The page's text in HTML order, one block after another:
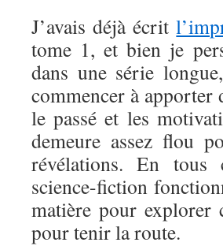
J’avais déjà écrit
tome 1, et bien je
dans une série
commencer à apporter
le passé et les
demeure assez flou
révélations. En tous
science-fiction
matière pour explorer
pour tenir la route.